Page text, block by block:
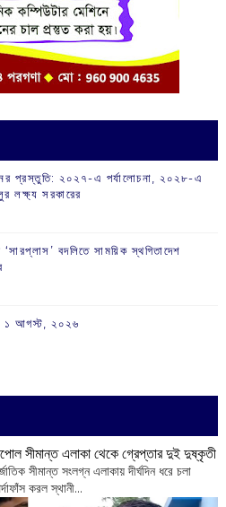
প্রস্তুতি: ২০২৭-এ পর্যালোচনা, ২০২৮-এ
লক্ষ্য সরকারের
‘সারপ্লাস’ বদলিতে সাময়িক স্থগিতাদেশ
‌‌১ আগস্ট, ২০২৬
সীমান্ত এলাকা থেকে গ্রেপ্তার দুই দুষ্কৃতী
সীমান্ত সংলগ্ন এলাকায় দীর্ঘদিন ধরে চলা
করল স্থানী...